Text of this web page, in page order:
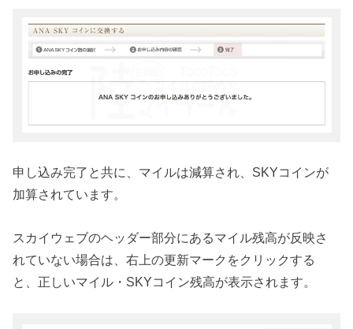
申し込み完了と共に、マイルは減算され、SKYコインが
加算されています。
スカイウェブのヘッダー部分にあるマイル残高が反映さ
れていない場合は、右上の更新マークをクリックする
と、正しいマイル・SKYコイン残高が表示されます。